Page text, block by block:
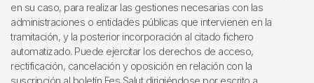
en su caso, para realizar las gestiones necesarias con las
administraciones o entidades públicas que intervienen en la
tramitación, y la posterior incorporación al citado fichero
automatizado. Puede ejercitar los derechos de acceso,
rectificación, cancelación y oposición en relación con la